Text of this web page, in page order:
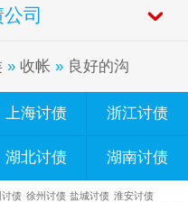
司
» 收帐 » 良好的沟
上海讨债 浙江讨债
湖北讨债 湖南讨债
讨债 徐州讨债 盐城讨债 淮安讨债